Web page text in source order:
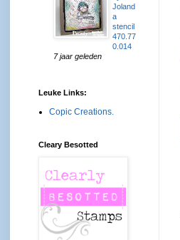
Joland
a
stencil
470.77
0.014
7 jaar geleden
Leuke Links:
Copic Creations.
Cleary Besotted